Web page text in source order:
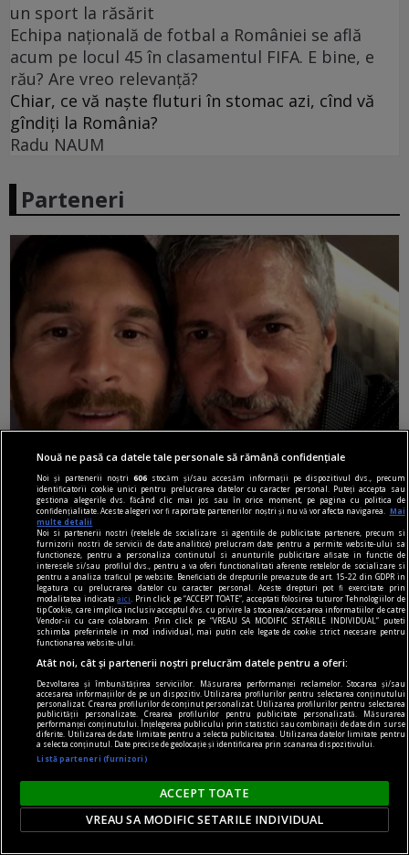
un sport la răsărit
Echipa națională de fotbal a României se află
acum pe locul 45 în clasamentul FIFA. E bine, e
rău? Are vreo relevanță?
Chiar, ce vă naște fluturi în stomac azi, cînd vă
gîndiți la România?
Radu NAUM
Parteneri
A murit tatăl lui Leo Messi. Avea 68 de ani
Jorge Messi a murit la vârsta de 68 de ani.
88.000 de tineri din 150 de țări vor să studieze în
România. Ce îi atrage la universitățile românești
Universitățile din România devin tot mai
Nouă ne pasă ca datele tale personale să rămână confidențiale
Noi și partenerii noștri606 stocăm și/sau accesăm informații pe dispozitivul dvs., precum
identificatorii cookie unici pentru prelucrarea datelor cu caracter personal. Puteți accepta sau
gestiona alegerile dvs. făcând clic mai jos sau în orice moment, pe pagina cu politica de
confidențialitate. Aceste alegeri vor fi raportate partenerilor noștri și nu vă vor afecta navigarea.
Mai
multe detalii
Noi si partenerii nostri (retelele de socializare si agentiile de publicitate partenere, precum si
furnizorii nostri de servicii de date analitice) prelucram date pentru a permite website-ului sa
functioneze, pentru a personaliza continutul si anunturile publicitare afisate in functie de
interesele si/sau profilul dvs., pentru a va oferi functionalitati aferente retelelor de socializare si
pentru a analiza traficul pe website. Beneficiati de drepturile prevazute de art. 15-22 din GDPR in
legatura cu prelucrarea datelor cu caracter personal. Aceste drepturi pot fi exercitate prin
modalitatea indicataaici
. Prin click pe “ACCEPT TOATE”, acceptati folosirea tuturor Tehnologiilor de
tip Cookie, care implica inclusiv acceptul dvs. cu privire la stocarea/accesarea informatiilor de catre
Vendor-ii cu care colaboram. Prin click pe “VREAU SA MODIFIC SETARILE INDIVIDUAL” puteti
schimba preferintele in mod individual, mai putin cele legate de cookie strict necesare pentru
functionarea website-ului.
Atât noi, cât și partenerii noștri prelucrăm datele pentru a oferi:
Dezvoltarea și îmbunătățirea serviciilor. Măsurarea performanței reclamelor. Stocarea și/sau
accesarea informațiilor de pe un dispozitiv. Utilizarea profilurilor pentru selectarea conținutului
personalizat. Crearea profilurilor de conținut personalizat. Utilizarea profilurilor pentru selectarea
publicității personalizate. Crearea profilurilor pentru publicitate personalizată. Măsurarea
performanței conținutului. Înțelegerea publicului prin statistici sau combinații de date din surse
diferite. Utilizarea de date limitate pentru a selecta publicitatea. Utilizarea datelor limitate pentru
a selecta conținutul. Date precise de geolocație și identificarea prin scanarea dispozitivului.
Listă parteneri (furnizori)
ACCEPT TOATE
VREAU SA MODIFIC SETARILE INDIVIDUAL